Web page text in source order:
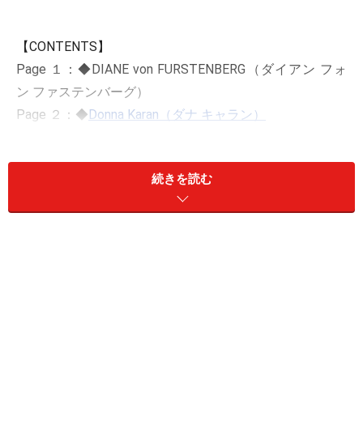
【CONTENTS】
Page １：◆DIANE von FURSTENBERG（ダイアン フォ
ン ファステンバーグ）
Page ２：◆Donna Karan（ダナ キャラン）
Page ４：◆Milly（ミリー）
続きを読む